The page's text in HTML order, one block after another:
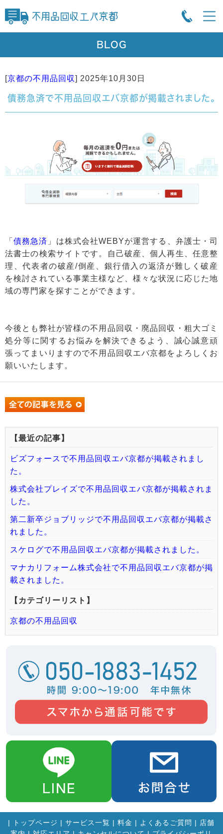
BLOG
[京都の不用品回収] 2025年10月30日
債務急済で不用品回収エバ京都が掲載されました。
「債務急済 」は株式会社WEBYが運営する、弁護士・司
法書士の検索サイトです。自己破産、個人再生、任意整
理、代表者の破産/倒産、銀行借入の返済が難しく破産
を検討されている事業主様など、様々な状況に応じた地
域の専門家を探すことができます。
今後とも弊社が皆様の不用品回収・廃品回収・粗大ゴミ
処分等に関するお悩みを解決できるよう、誠心誠意頑
張ってまいりますので不用品回収エバ京都をよろしくお
願いいたします。
【最近の記事】
ビズフォースで不用品回収エバ京都が掲載されまし
た。
株式会社プレイズで不用品回収エバ京都が掲載されま
した。
第二新卒ジョブリッジで不用品回収エバ京都が掲載さ
れました。
スケログで不用品回収エバ京都が掲載されました。
マナカリフォーム株式会社で不用品回収エバ京都が掲
載されました。
【カテゴリーリスト】
京都の不用品回収
| トップページ | サービス一覧 | 料金 | よくあるご質問 | 店舗